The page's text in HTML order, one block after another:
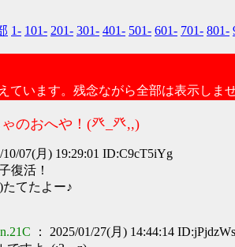
1- 101- 201- 301- 401- 501- 601- 701- 801-
ています。残念ながら全部は表示しませ
のおへや！(癶_癶,,)
10/07(月) 19:29:01 ID:C9cT5iYg
復活！
たてたよー♪
： 2025/01/27(月) 14:44:14